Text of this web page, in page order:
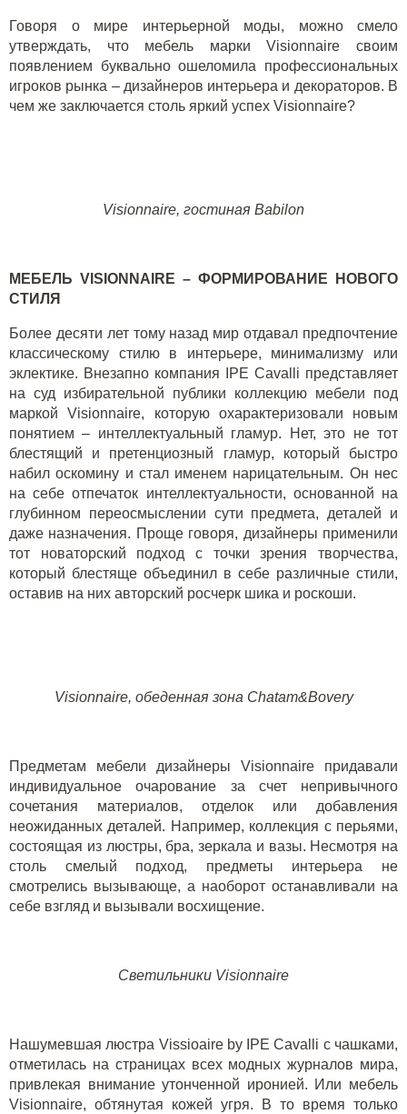
Говоря о мире интерьерной моды, можно смело
утверждать, что мебель маркиVisionnaire своим
появлением буквально ошеломила профессиональных
игроков рынка – дизайнеров интерьера и декораторов. В
чем же заключается столь яркий успех Visionnaire?
Visionnaire, гостиная Babilon
МЕБЕЛЬ VISIONNAIRE – ФОРМИРОВАНИЕ НОВОГО
СТИЛЯ
Более десяти лет тому назад мир отдавал предпочтение
классическому стилю в интерьере, минимализму или
эклектике. Внезапно компания
IPE Cavalli представляет
на суд избирательной публики коллекцию мебели под
маркой Visionnaire, которую охарактеризовали новым
понятием – интеллектуальный гламур. Нет, это не тот
блестящий и претенциозный гламур, который быстро
набил оскомину и стал именем нарицательным. Он нес
на себе отпечаток интеллектуальности, основанной на
глубинном переосмыслении сути предмета, деталей и
даже назначения. Проще говоря, дизайнеры применили
тот новаторский подход с точки зрения творчества,
который блестяще объединил в себе различные стили,
оставив на них авторский росчерк шика и роскоши.
Visionnaire, обеденная зона Chatam&Bovery
Предметам мебели дизайнеры Visionnaire придавали
индивидуальное очарование за счет непривычного
сочетания материалов, отделок или добавления
неожиданных деталей. Например, коллекция с перьями,
состоящая из люстры, бра, зеркала и вазы. Несмотря на
столь смелый подход, предметы интерьера не
смотрелись вызывающе, а наоборот останавливали на
себе взгляд и вызывали восхищение.
Светильники Visionnaire
Нашумевшая люстра Vissioaire by IPE Cavalli с чашками,
отметилась на страницах всех модных журналов мира,
привлекая внимание утонченной иронией. Или мебель
Visionnaire, обтянутая кожей угря. В то время только